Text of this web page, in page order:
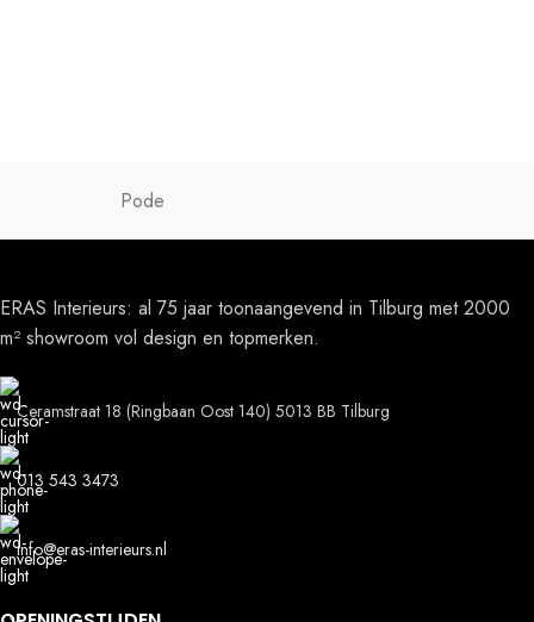
Pode
ERAS Interieurs: al 75 jaar toonaangevend in Tilburg met 2000
m² showroom vol design en topmerken.
Ceramstraat 18 (Ringbaan Oost 140) 5013 BB Tilburg
013 543 3473
info@eras-interieurs.nl